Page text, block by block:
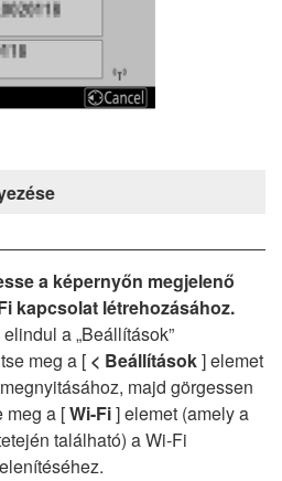
a képernyőn megjelenő
kapcsolat létrehozásához.
a „Beállítások”
meg a [ < Beállítások] elemet
majd görgessen
meg a [Wi-Fi] elemet (amely a
található) a Wi-Fi